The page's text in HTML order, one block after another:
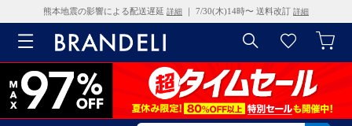
熊本地震の影響による配送遅延 詳細 ｜ 7/30(木)14時〜 送料改訂 詳細